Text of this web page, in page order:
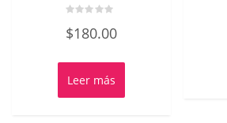
con
0
5
$180.00
Leer más